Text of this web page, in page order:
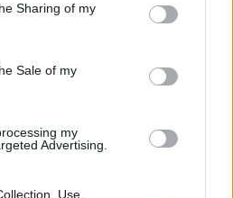
behaviour. You may click to
and its third-party tags to
purposes in below Google
Sharing of my
Sale of my
my
Advertising.
Use,
por todo el mundo